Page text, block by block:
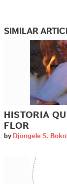
SIMILAR
HISTORIA
FLOR
by Djongele S.